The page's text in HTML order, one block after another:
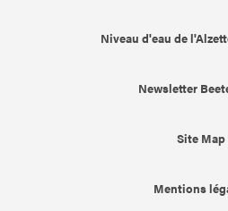
Niveau d'eau de
Newsletter
Site Map
Mentions